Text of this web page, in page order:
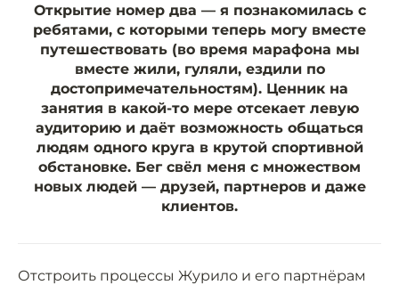
Открытие номер два — я познакомилась с
ребятами, с которыми теперь могу вместе
путешествовать (во время марафона мы
вместе жили, гуляли, ездили по
достопримечательностям). Ценник на
занятия в какой-то мере отсекает левую
аудиторию и даёт возможность общаться
людям одного круга в крутой спортивной
обстановке. Бег свёл меня с множеством
новых людей — друзей, партнеров и даже
клиентов.
Отстроить процессы Журило и его партнёрам